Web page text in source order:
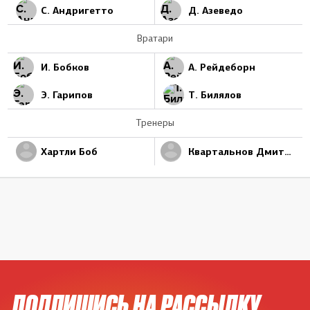
С. Андригетто Д. Азеведо
Вратари
И. Бобков А. Рейдеборн
Э. Гарипов Т. Билялов
Тренеры
Хартли Боб Квартальнов Дмитрий